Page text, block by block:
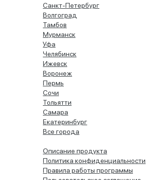
Санкт-Петербург
Волгоград
Тамбов
Мурманск
Уфа
Челябинск
Ижевск
Воронеж
Пермь
Сочи
Тольятти
Самара
Екатеринбург
Все города
Описание продукта
Политика конфиденциальности
Правила работы программы